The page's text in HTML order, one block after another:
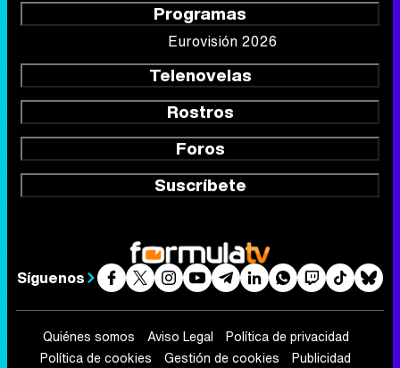
Programas
Eurovisión 2026
Telenovelas
Rostros
Foros
Suscríbete
Síguenos
Quiénes somos Aviso Legal
Política de privacidad
Política de cookies
Gestión de cookies
Publicidad